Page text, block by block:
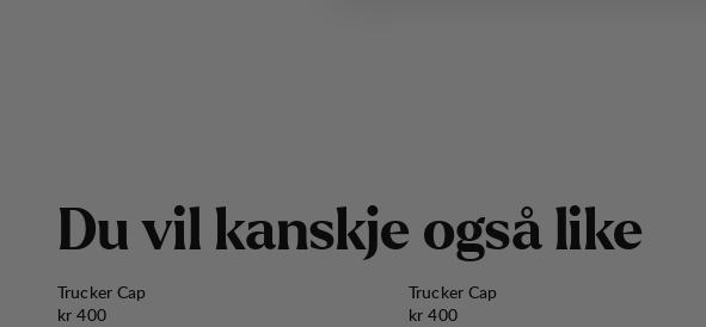
Du vil kanskje også like
Trucker Cap
Pris:
kr 400
Trucker Cap
Pris:
kr 400